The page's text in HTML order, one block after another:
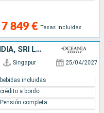
7 849 € Tasas incluidas
SINGAPUR, MALASIA, TAILANDIA, SRI LANKA, MALDIVAS, INDIA, EMIRATOS ÁRABES UNIDOS, QATAR
Singapur 25/04/2027
bebidas incluidas
crédito a bordo
Pensión completa